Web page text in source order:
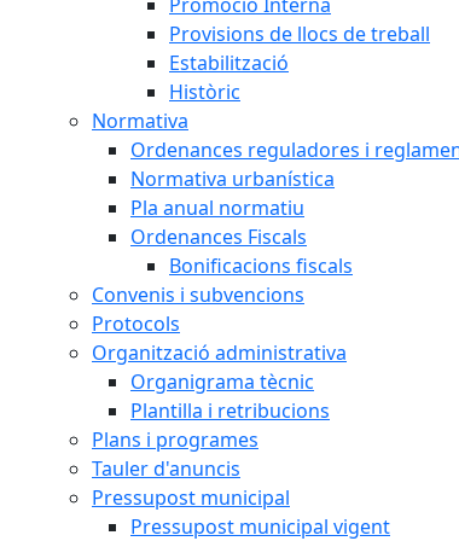
Provisions de llocs de treball
Estabilització
Històric
Normativa
Ordenances reguladores i
Normativa urbanística
Pla anual normatiu
Ordenances Fiscals
Bonificacions fiscals
Convenis i subvencions
Protocols
Organització administrativa
Organigrama tècnic
Plantilla i retribucions
Plans i programes
Tauler d'anuncis
Pressupost municipal
Pressupost municipal vigent